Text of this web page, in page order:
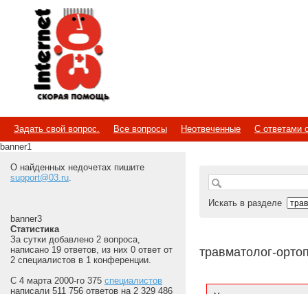
Internet
Скорая помощь
Задать свой вопрос. Все вопросы Неотвеченные
С ответами
banner1
О найденных недочетах пишите
support@03.ru.
banner3
Статистика
За сутки добавлено 2 вопроса,
написано 19 ответов, из них 0 ответ от
2 специалистов в 1 конференции.
С 4 марта 2000-го 375 специалистов
написали 511 756 ответов на 2 329 486
Искать в разделе
травматолог-